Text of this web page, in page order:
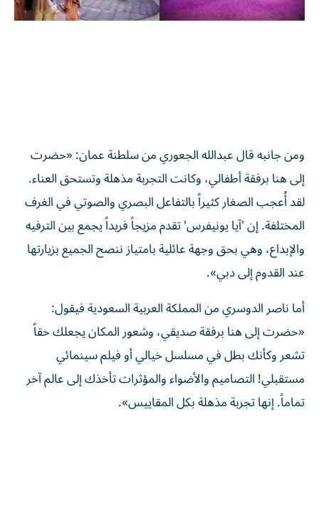
ومن جانبه قال عبدالله الجعوري من سلطنة عمان: «حضرت
إلى هنا برفقة أطفالي، وكانت التجربة مذهلة وتستحق العناء.
لقد أُعجب الصغار كثيراً بالتفاعل البصري والصوتي في الغرف
المختلفة. إن 'آيا يونيفرس' تقدم مزيجاً فريداً يجمع بين الترفيه
والإبداع، وهي بحق وجهة عائلية بامتياز ننصح الجميع بزيارتها
عند القدوم إلى دبي».
أما ناصر الدوسري من المملكة العربية السعودية فيقول:
«حضرت إلى هنا برفقة صديقي، وشعور المكان يجعلك حقاً
تشعر وكأنك بطل في مسلسل خيالي أو فيلم سينمائي
مستقبلي! التصاميم والأضواء والمؤثرات تأخذك إلى عالم آخر
تماماً. إنها تجربة مذهلة بكل المقاييس».